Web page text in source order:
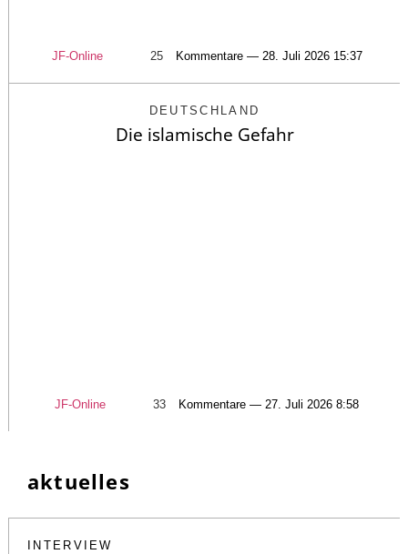
JF-Online 25 Kommentare — 28. Juli 2026 15:37
DEUTSCHLAND
Die islamische Gefahr
JF-Online 33 Kommentare — 27. Juli 2026 8:58
aktuelles
INTERVIEW